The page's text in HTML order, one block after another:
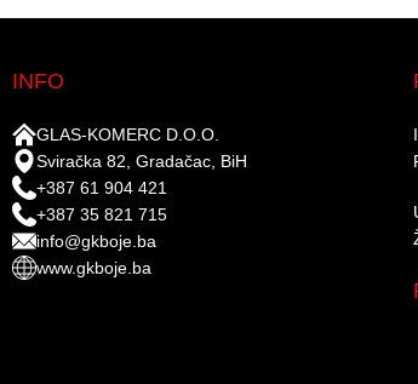
INFO
GLAS-KOMERC D.O.O.
Sviračka 82, Gradačac, BiH
+387 61 904 421
+387 35 821 715
info@gkboje.ba
www.gkboje.ba